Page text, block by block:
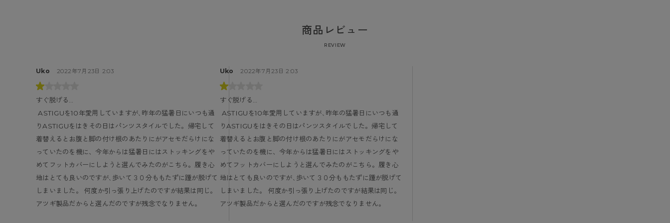
商品レビュー
REVIEW
Uko 2022年7月23日 2:03
すぐ脱げる…
ASTIGUを10年愛用していますが､昨年の猛暑日にいつも通
りASTIGUをはきその日はパンツスタイルでした。帰宅して
着替えるとお腹と脚の付け根のあたりにがアセモだらけにな
っていたのを機に、今年からは猛暑日にはストッキングをや
めてフットカバーにしようと選んでみたのがこちら。履き心
地はとても良いのですが､歩いて３０分ももたずに踵が脱げて
しまいました。 何度か引っ張り上げたのですが結果は同じ。
アツギ製品だからと選んだのですが残念でなりません。
Uko 2022年7月23日 2:03
すぐ脱げる…
りASTIGUをはきその日はパンツスタイルでした。帰宅して
着替えるとお腹と脚の付け根のあたりにがアセモだらけにな
っていたのを機に、今年からは猛暑日にはストッキングをや
めてフットカバーにしようと選んでみたのがこちら。履き心
地はとても良いのですが､歩いて３０分ももたずに踵が脱げて
しまいました。 何度か引っ張り上げたのですが結果は同じ。
アツギ製品だからと選んだのですが残念でなりません。